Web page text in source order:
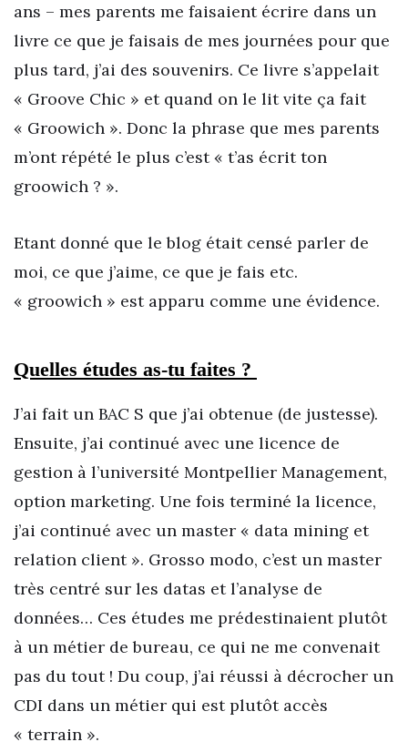
ans – mes parents me faisaient écrire dans un
livre ce que je faisais de mes journées pour que
plus tard, j’ai des souvenirs. Ce livre s’appelait
« Groove Chic » et quand on le lit vite ça fait
« Groowich ». Donc la phrase que mes parents
m’ont répété le plus c’est « t’as écrit ton
groowich ? ».
Etant donné que le blog était censé parler de
moi, ce que j’aime, ce que je fais etc.
« groowich » est apparu comme une évidence.
Quelles études as-tu faites ?
J’ai fait un BAC S que j’ai obtenue (de justesse).
Ensuite, j’ai continué avec une licence de
gestion à l’université Montpellier Management,
option marketing. Une fois terminé la licence,
j’ai continué avec un master « data mining et
relation client ». Grosso modo, c’est un master
très centré sur les datas et l’analyse de
données… Ces études me prédestinaient plutôt
à un métier de bureau, ce qui ne me convenait
pas du tout ! Du coup, j’ai réussi à décrocher un
CDI dans un métier qui est plutôt accès
« terrain ».